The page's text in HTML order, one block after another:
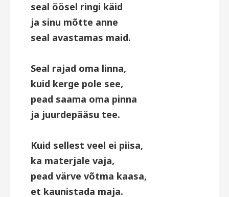
seal öösel ringi käid
ja sinu mõtte anne
seal avastamas maid.
Seal rajad oma linna,
kuid kerge pole see,
pead saama oma pinna
ja juurdepääsu tee.
Kuid sellest veel ei piisa,
ka materjale vaja,
pead värve võtma kaasa,
et kaunistada maja.